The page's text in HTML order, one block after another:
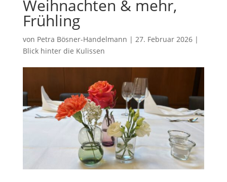
Weihnachten & mehr,
Frühling
von Petra Bösner-Handelmann | 27. Februar 2026|
Blick hinter die Kulissen